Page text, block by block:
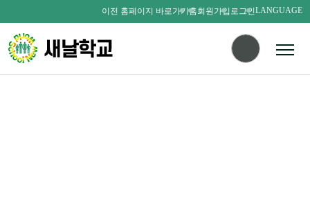
이전 홈페이지 바로가기홈회원가입 로그인LANGUAGE